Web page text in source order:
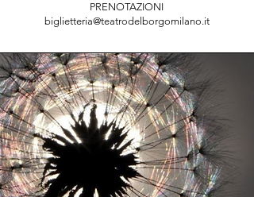
PRENOTAZIONI
biglietteria@teatrodelborgomilano.it